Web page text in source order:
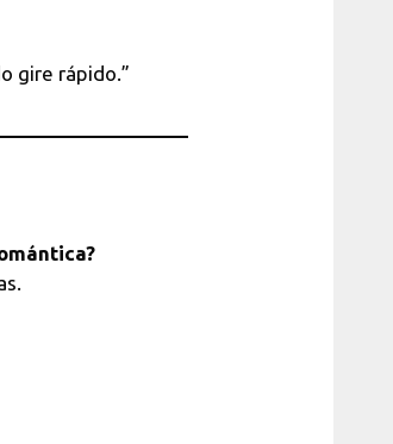
gire rápido.”